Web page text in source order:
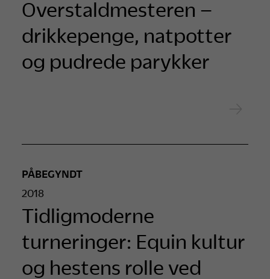
Overstaldmesteren –
drikkepenge, natpotter
og pudrede parykker
PÅBEGYNDT
2018
Tidligmoderne
turneringer: Equin kultur
og hestens rolle ved